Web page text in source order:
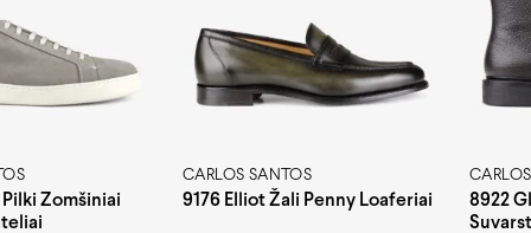
Zomšiniai
CARLOS SANTOS
9176 Elliot Žali Penny Loaferiai
8922